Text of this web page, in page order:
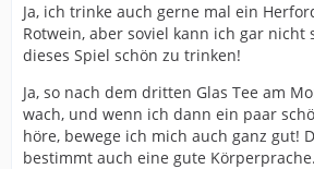
Ja, ich trinke auch gerne mal ein
Rotwein, aber soviel kann ich gar nicht
dieses Spiel schön zu trinken!
Ja, so nach dem dritten Glas Tee am
wach, und wenn ich dann ein paar
höre, bewege ich mich auch ganz gut!
bestimmt auch eine gute Körperprache.